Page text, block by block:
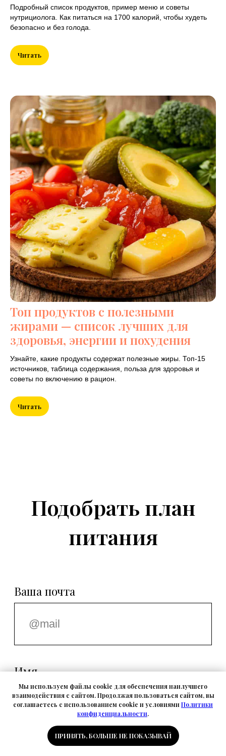
Подробный список продуктов, пример меню и советы
нутрициолога. Как питаться на 1700 калорий, чтобы худеть
безопасно и без голода.
Читать
Топ продуктов с полезными
жирами — список лучших для
здоровья, энергии и похудения
Узнайте, какие продукты содержат полезные жиры. Топ-15
источников, таблица содержания, польза для здоровья и
советы по включению в рацион.
Читать
дня, техника упражнений,
прогрессии, питание. Как
тренироваться фулбади для
набора массы и силы.
Блог
Все
рационы ПП
и тренировки
Получить
бесплатную
шпаргалку по
правилам
питания и
БЖУ
Составление
Составление
Индивидуального
плана питания
Мы используем файлы cookie для обеспечения наилучшего
взаимодействия с сайтом. Продолжая пользоваться сайтом, вы
соглашаетесь с использованием cookie и условиямиПолитики
конфиденциальности.
ПРИНЯТЬ, БОЛЬШЕ НЕ ПОКАЗЫВАЙ